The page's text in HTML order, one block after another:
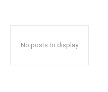
No posts to display